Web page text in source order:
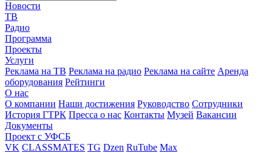
Новости
ТВ
Радио
Программа
Проекты
Услуги
Реклама на ТВ Реклама на радио Реклама на сайте Аренда
оборудования Рейтинги
О нас
О компании Наши достижения Руководство Сотрудники
История ГТРК Пресса о нас Контакты Музей Вакансии
Документы
Проект с УФСБ
VK CLASSMATES TG Dzen RuTube Max